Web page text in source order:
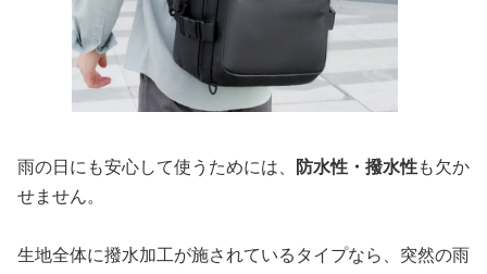
雨の日にも安心して使うためには、 防水性・撥水性も欠か
せません。
生地全体に撥水加工が施されているタイプなら、突然の雨